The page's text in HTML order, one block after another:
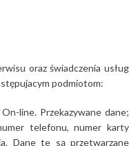
oraz świadczenia usług
podmiotom:
line. Przekazywane dane;
telefonu, numer karty
Dane te są przetwarzane